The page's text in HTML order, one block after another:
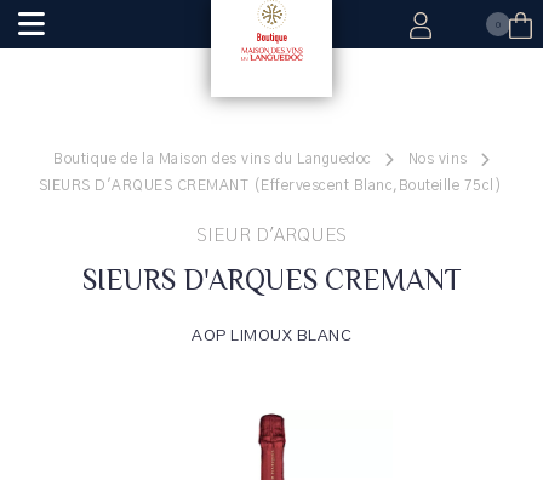
0
Boutique de la Maison des vins du Languedoc
Nos vins
SIEURS D'ARQUES CREMANT (Effervescent Blanc,Bouteille 75cl)
SIEUR D'ARQUES
SIEURS D'ARQUES CREMANT
AOP LIMOUX BLANC